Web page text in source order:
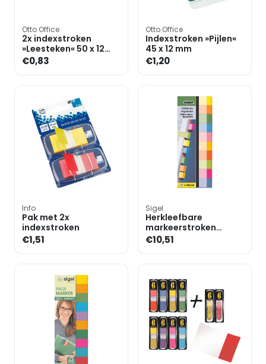
Otto Office
2x indexstroken
»Leesteken« 50 x 12
mm
€0,83
Otto Office
Indexstroken »Pijlen«
45 x 12 mm
€1,20
Info
Pak met 2x
indexstroken
€1,51
Sigel
Herkleefbare
markeerstroken
»Multicolor« HN682 50
x 15 mm
€10,51